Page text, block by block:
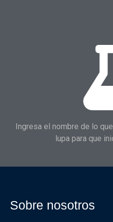
Ingresa el nombre de lo
lupa para que
Sobre nosotros